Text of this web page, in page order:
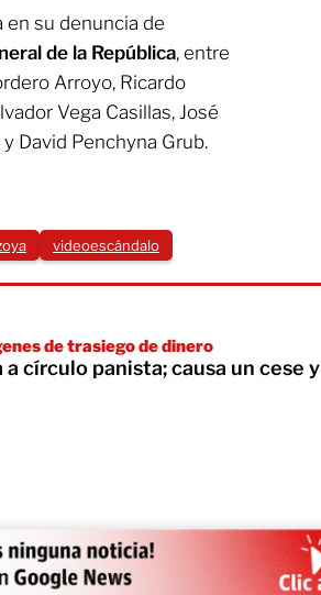
en su denuncia de
de la República, entre
Arroyo, Ricardo
Vega Casillas, José
David Penchyna Grub.
videoescándalo
de trasiego de dinero
círculo panista; causa un cese y